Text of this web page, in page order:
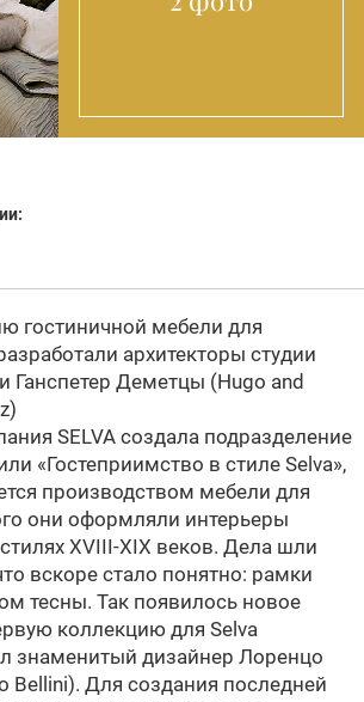
гостиничной мебели для
архитекторы студии
Ганспетер Деметцы (Hugo and
SELVA создала подразделение
«Гостеприимство в стиле Selva»,
производством мебели для
они оформляли интерьеры
XVIII-XIX веков. Дела шли
вскоре стало понятно: рамки
тесны. Так появилось новое
коллекцию для Selva
знаменитый дизайнер Лоренцо
Bellini). Для создания последней